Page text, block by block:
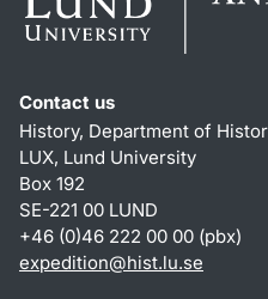
Contact us
History, Department of
LUX, Lund University
Box 192
SE-221 00 LUND
+46 (0)46 222 00 00 (pbx)
expedition@hist.lu.se